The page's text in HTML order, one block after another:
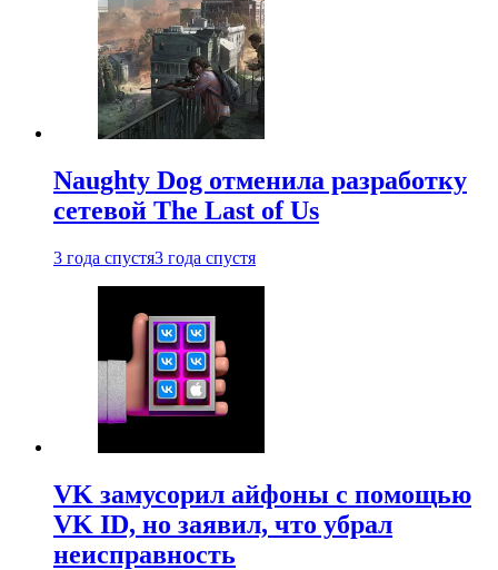
Naughty Dog отменила разработку
сетевой The Last of Us
3 года спустя3 года спустя
VK замусорил айфоны с помощью
VK ID, но заявил, что убрал
неисправность